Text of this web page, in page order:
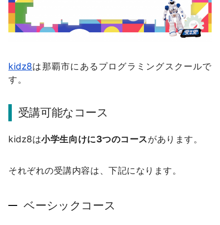
kidz8は那覇市にあるプログラミングスクールで
す。
受講可能なコース
kidz8は小学生向けに3つのコースがあります。
それぞれの受講内容は、下記になります。
ベーシックコース